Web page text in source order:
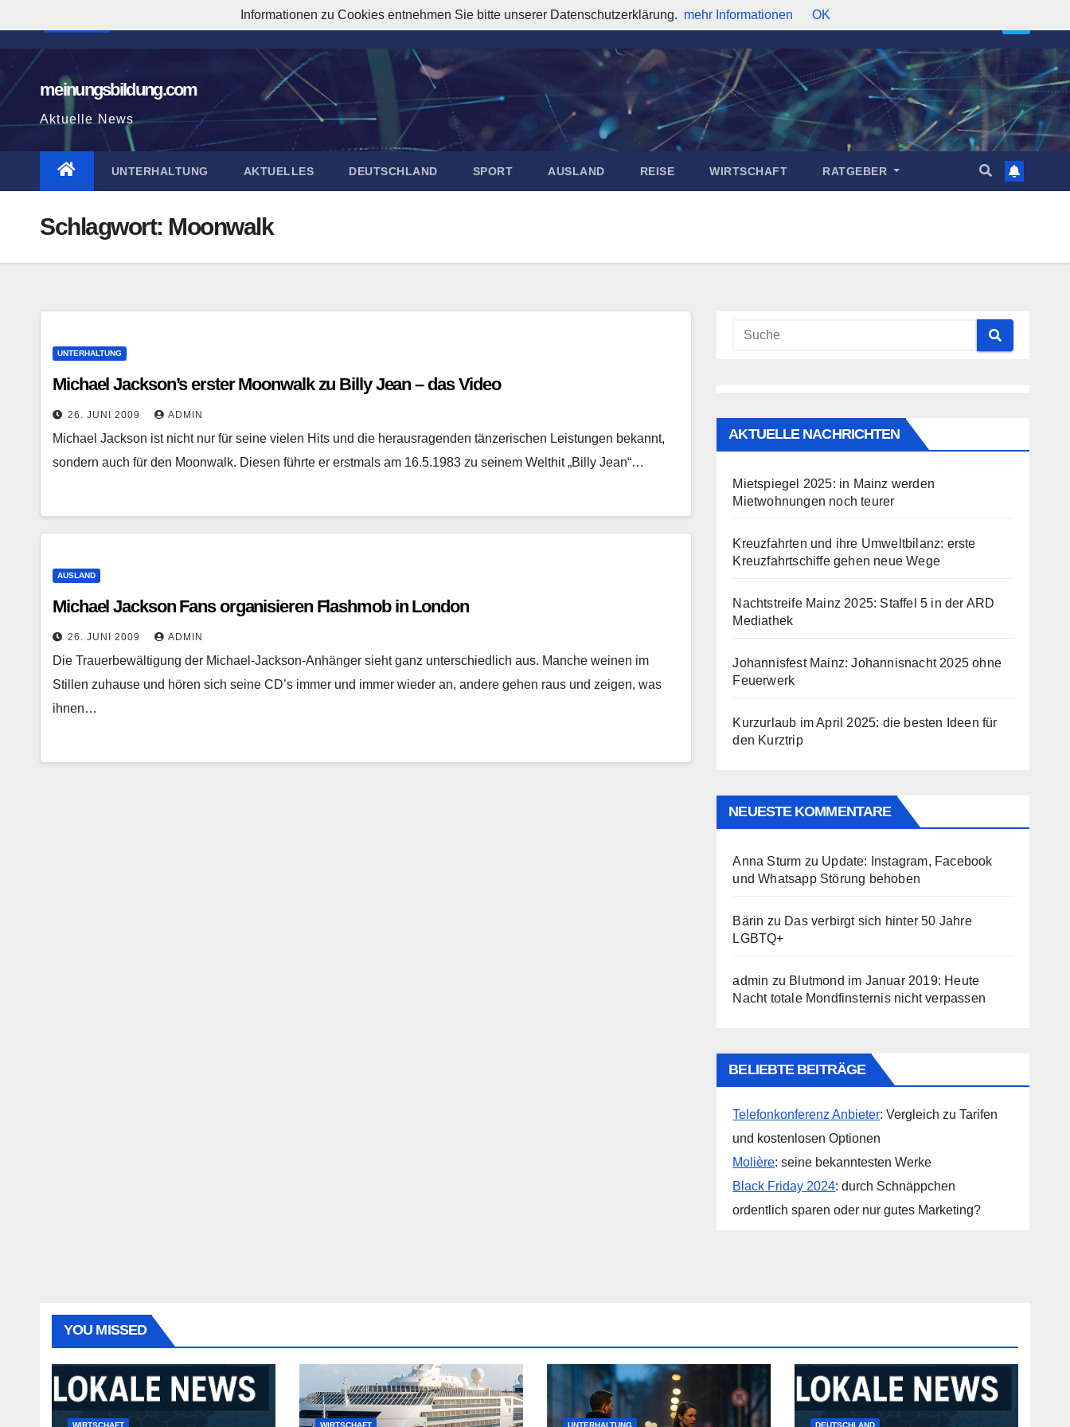
Inhalt
springen
meinungsbildung.com
Aktuelle News
UNTERHALTUNG AKTUELLES DEUTSCHLAND SPORT AUSLAND REISE WIRTSCHAFT RATGEBER
Schlagwort: Moonwalk
UNTERHALTUNG
Michael Jackson’s erster Moonwalk zu Billy Jean – das Video
26. JUNI 2009 ADMIN
Michael Jackson ist nicht nur für seine vielen Hits und die herausragenden tänzerischen Leistungen bekannt,
sondern auch für den Moonwalk. Diesen führte er erstmals am 16.5.1983 zu seinem Welthit „Billy Jean“…
AUSLAND
Michael Jackson Fans organisieren Flashmob in London
26. JUNI 2009 ADMIN
Die Trauerbewältigung der Michael-Jackson-Anhänger sieht ganz unterschiedlich aus. Manche weinen im
Stillen zuhause und hören sich seine CD’s immer und immer wieder an, andere gehen raus und zeigen, was
ihnen…
AKTUELLE NACHRICHTEN
Mietspiegel 2025: in Mainz werden
Mietwohnungen noch teurer
Kreuzfahrten und ihre Umweltbilanz: erste
Kreuzfahrtschiffe gehen neue Wege
Nachtstreife Mainz 2025: Staffel 5 in der ARD
Mediathek
Johannisfest Mainz: Johannisnacht 2025 ohne
Feuerwerk
Kurzurlaub im April 2025: die besten Ideen für
den Kurztrip
NEUESTE KOMMENTARE
Anna Sturm zu Update: Instagram, Facebook
und Whatsapp Störung behoben
Bärin zu Das verbirgt sich hinter 50 Jahre
LGBTQ+
admin zu Blutmond im Januar 2019: Heute
Nacht totale Mondfinsternis nicht verpassen
BELIEBTE BEITRÄGE
Telefonkonferenz Anbieter: Vergleich zu Tarifen
und kostenlosen Optionen
Molière: seine bekanntesten Werke
Black Friday 2024: durch Schnäppchen
ordentlich sparen oder nur gutes Marketing?
YOU MISSED
WIRTSCHAFT WIRTSCHAFT UNTERHALTUNG DEUTSCHLAND
Informationen zu Cookies entnehmen Sie bitte unserer Datenschutzerklärung. mehr Informationen OK